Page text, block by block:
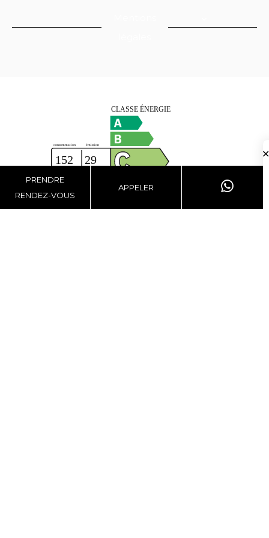
PRENDRE
RENDEZ-VOUS
APPELER
✕